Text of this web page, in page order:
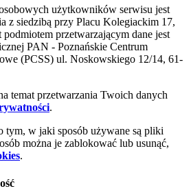
użytkowników serwisu jest
z siedzibą przy Placu Kolegiackim 17,
przetwarzającym dane jest
PAN - Poznańskie Centrum
(PCSS) ul. Noskowskiego 12/14, 61-
temat przetwarzania Twoich danych
.
tym, w jaki sposób używane są pliki
można je zablokować lub usunąć,
.